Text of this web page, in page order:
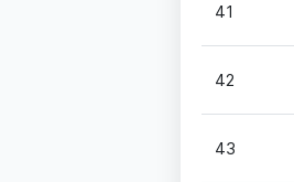
41
42
43